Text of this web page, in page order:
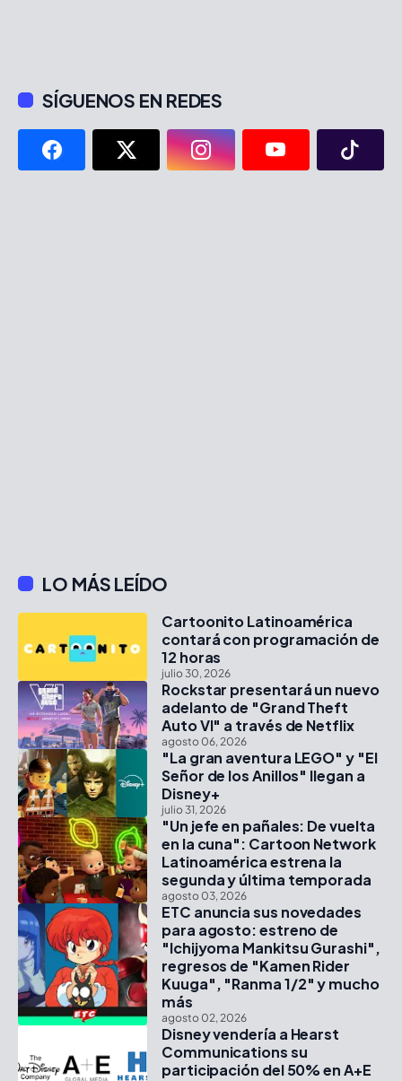
SÍGUENOS EN REDES
LO MÁS LEÍDO
Cartoonito Latinoamérica
contará con programación de
12 horas
julio 30, 2026
Rockstar presentará un nuevo
adelanto de "Grand Theft
Auto VI" a través de Netflix
agosto 06, 2026
"La gran aventura LEGO" y "El
Señor de los Anillos" llegan a
Disney+
julio 31, 2026
"Un jefe en pañales: De vuelta
en la cuna": Cartoon Network
Latinoamérica estrena la
segunda y última temporada
agosto 03, 2026
ETC anuncia sus novedades
para agosto: estreno de
"Ichijyoma Mankitsu Gurashi",
regresos de "Kamen Rider
Kuuga", "Ranma 1/2" y mucho
más
agosto 02, 2026
Disney vendería a Hearst
Communications su
participación del 50% en A+E